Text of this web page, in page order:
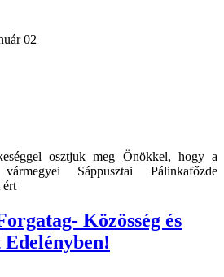
02
osztjuk meg Önökkel, hogy a
vármegyei Sáppusztai Pálinkafőzde
ért
Közösség és